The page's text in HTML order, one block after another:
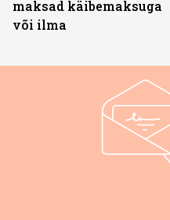
maksad käibemaksuga
või ilma